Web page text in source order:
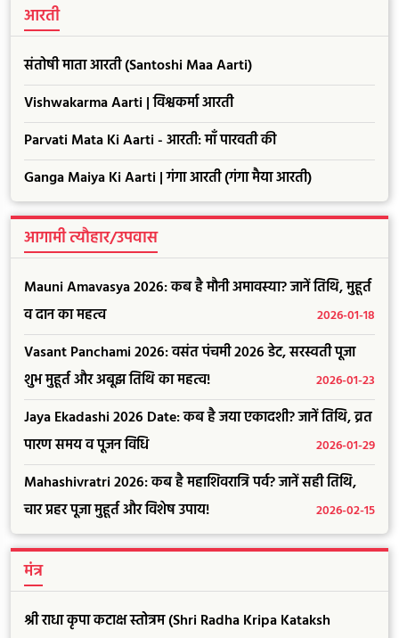
आरती
संतोषी माता आरती (Santoshi Maa Aarti)
Vishwakarma Aarti | विश्वकर्मा आरती
Parvati Mata Ki Aarti - आरती: माँ पारवती की
Ganga Maiya Ki Aarti | गंगा आरती (गंगा मैया आरती)
आगामी त्यौहार/उपवास
Mauni Amavasya 2026: कब है मौनी अमावस्या? जानें तिथि, मुहूर्त
व दान का महत्व
2026-01-18
Vasant Panchami 2026: वसंत पंचमी 2026 डेट, सरस्वती पूजा
शुभ मुहूर्त और अबूझ तिथि का महत्व!
2026-01-23
Jaya Ekadashi 2026 Date: कब है जया एकादशी? जानें तिथि, व्रत
पारण समय व पूजन विधि
2026-01-29
Mahashivratri 2026: कब है महाशिवरात्रि पर्व? जानें सही तिथि,
चार प्रहर पूजा मुहूर्त और विशेष उपाय!
2026-02-15
मंत्र
श्री राधा कृपा कटाक्ष स्तोत्रम (Shri Radha Kripa Kataksh